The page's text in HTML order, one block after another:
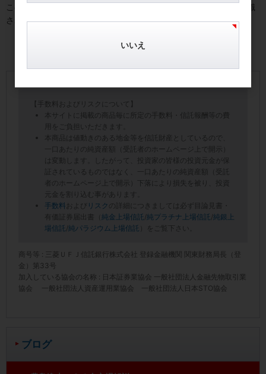
ブログ
このような市場環境のなかで、東京五輪が日本株リスクとして意識
されているのだ。
【手数料およびリスクについて】
本サイトに掲載の商品毎に所定の手数料・信託報酬等の費
用をご負担いただきます。
本商品は値動きのある地金等を信託財産としているので、
一口あたりの純資産額（受託者のホームページ上で開示）
は変動します。したがって、投資家の皆様の投資元金が保
証されているものではなく、一口あたりの純資産額（受託
者のホームページ上で開示）下落により損失を被り、投資
元金を割り込む事があります。
手数料
および リスク
の詳細につきましては必ず目論見書・
有価証券届出書（ 純金上場信託 /純プラチナ上場信託 /純銀上
場信託 /純パラジウム上場信託 ）をご覧下さい。
商号等 : 三菱ＵＦＪ信託銀行株式会社 登録金融機関 関東財務局長（登
金）第33号
加入している協会の名称 : 日本証券業協会 一般社団法人金融先物取引業
協会 一般社団法人資産運用業協会 一般社団法人日本STO協会
いいえ